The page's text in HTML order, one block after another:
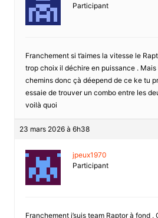
Participant
Franchement si t’aimes la vitesse le
trop choix il déchire en puissance . Mais
chemins donc çà déepend de ce ke tu
essaie de trouver un combo entre les
voilà quoi
23 mars 2026 à 6h38
jpeux1970
Participant
Franchement j’suis team Raptor à fond .